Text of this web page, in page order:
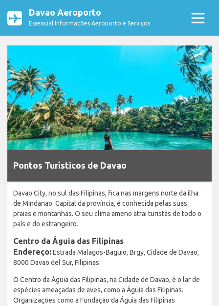
Davao Aeroporto
Essencial Informações Aeroporto e Serviços
Pontos Turísticos de Davao
Davao City, no sul das Filipinas, fica nas margens norte da ilha
de Mindanao. Capital da província, é conhecida pelas suas
praias e montanhas. O seu clima ameno atrai turistas de todo o
país e do estrangeiro.
Centro da Águia das Filipinas
Endereço:Estrada Malagos-Baguio, Brgy, Cidade de Davao,
8000 Davao del Sur, Filipinas
O Centro da Águia das Filipinas, na Cidade de Davao, é o lar de
espécies ameaçadas de aves, como a Águia das Filipinas.
Organizações como a Fundação da Águia das Filipinas